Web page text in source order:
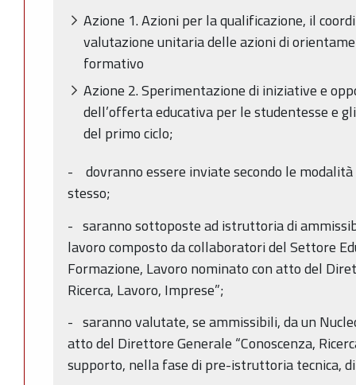
Azione 1. Azioni per la qualificazione, il
valutazione unitaria delle azioni di
formativo
Azione 2. Sperimentazione di iniziative e
dell’offerta educativa per le studentesse e
del primo ciclo;
- dovranno essere inviate secondo le
stesso;
- saranno sottoposte ad istruttoria di
lavoro composto da collaboratori del Settore
Formazione, Lavoro nominato con atto del
Ricerca, Lavoro, Imprese”;
- saranno valutate, se ammissibili, da un
atto del Direttore Generale “Conoscenza,
supporto, nella fase di pre-istruttoria tecnica, di